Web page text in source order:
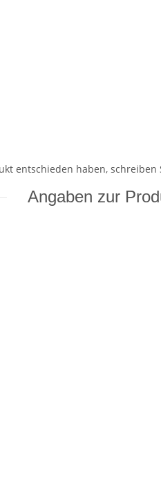
entschieden haben,
Angaben zur